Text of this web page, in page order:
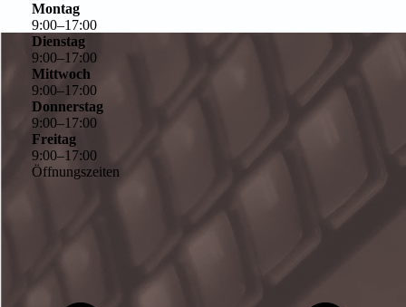
Montag
9:00–17:00
Dienstag
9:00–17:00
Mittwoch
9:00–17:00
Donnerstag
9:00–17:00
Freitag
9:00–17:00
Öffnungszeiten